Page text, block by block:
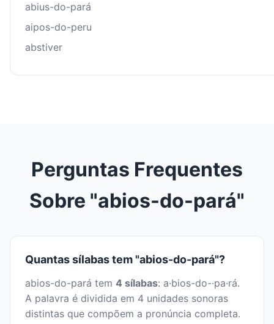
abius-do-pará
aipos-do-peru
abstiver
Perguntas Frequentes
Sobre "abios-do-pará"
Quantas sílabas tem "abios-do-pará"?
abios-do-pará tem 4 sílabas: a·bios-do-·pa·rá.
A palavra é dividida em 4 unidades sonoras
distintas que compõem a pronúncia completa.